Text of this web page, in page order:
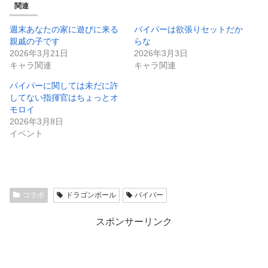
関連
週末あなたの家に遊びに来る
親戚の子です
2026年3月21日
キャラ関連
バイパーは欲張りセットだか
らな
2026年3月3日
キャラ関連
バイパーに関しては未だに許
してない指揮官はちょっとオ
モロイ
2026年3月8日
イベント
コラボ ドラゴンボール バイパー
スポンサーリンク